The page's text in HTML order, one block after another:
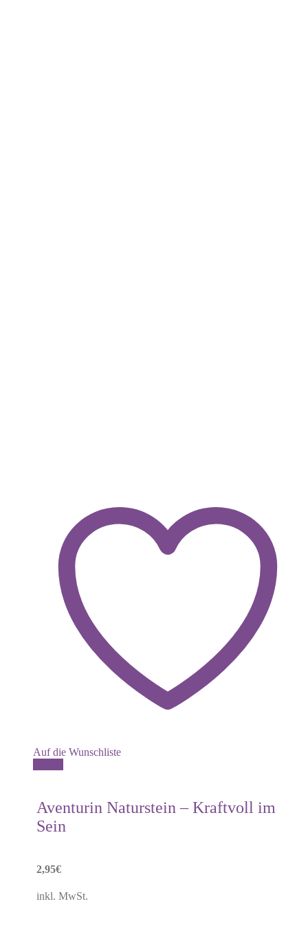
Auf die Wunschliste
Aventurin Naturstein – Kraftvoll im
Sein
2,95€
inkl. MwSt.